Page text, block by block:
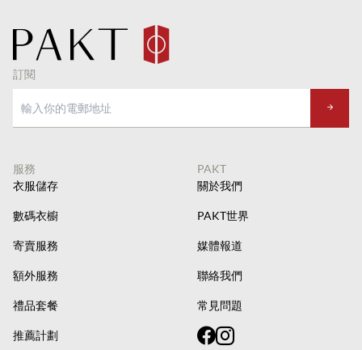
訂閱
服務
衣服儲存
數碼衣櫥
寄賣服務
額外服務
禮品套餐
推薦計劃
PAKT
關於我們
PAKT世界
媒體報道
聯絡我們
常見問題